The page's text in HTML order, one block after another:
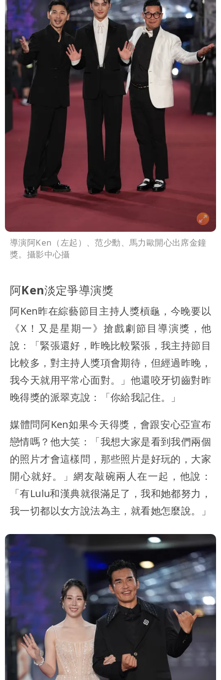
導演阿Ken（左起）、范少勳、馬力歐開心出席金鐘
獎。攝影中心攝
阿Ken淡定爭導演獎
阿Ken昨在綜藝節目主持人獎槓龜，今晚要以
《X！又是星期一》搶戲劇節目導演獎，他
說：「緊張還好，昨晚比較緊張，我主持節目
比較多，對主持人獎項會期待，但經過昨晚，
我今天就用平常心面對。」他還咬牙切齒對昨
晚得獎的派翠克說：「你給我記住。」
媒體問阿Ken如果今天得獎，會跟安心亞宣布
戀情嗎？他大笑：「我想大家是看到我們兩個
的照片才會這樣問，那些照片是好玩的，大家
開心就好。」網友敲碗兩人在一起，他說：
「有Lulu和漢典就很滿足了，我和她都努力，
我一切都以女方說法為主，就看她怎麼說。」